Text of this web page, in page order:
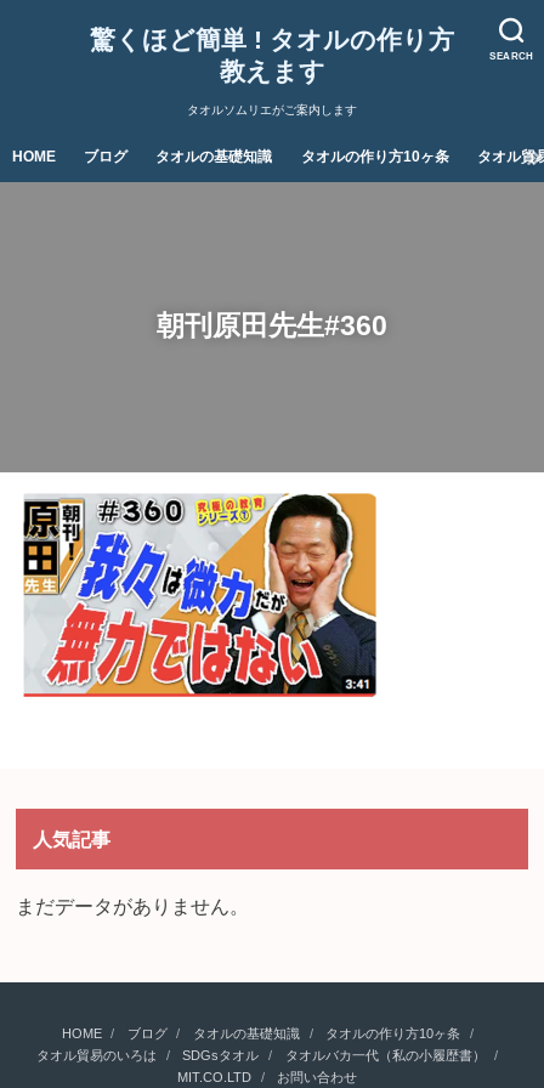
SEARCH
驚くほど簡単 ! タオルの作り方
教えます
タオルソムリエがご案内します
HOME ブログ タオルの基礎知識 タオルの作り方10ヶ条 タオル貿
朝刊原田先生#360
人気記事
まだデータがありません。
HOME ブログ タオルの基礎知識
タオルの作り方10ヶ条
タオル貿易のいろは
SDGsタオル
タオルバカ一代（私の小履歴書）
MIT.CO.LTD
お問い合わせ